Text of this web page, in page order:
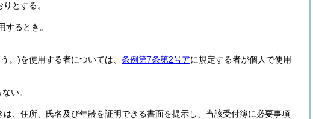
とする。
るとき。
。)を使用する者については、 条例第7条第2号アに規定する者が個人で使用
い。
、住所、氏名及び年齢を証明できる書面を提示し、当該受付簿に必要事項